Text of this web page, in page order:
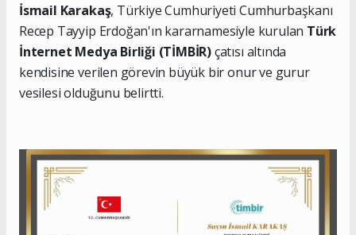
İsmail Karakaş, Türkiye Cumhuriyeti Cumhurbaşkanı
Recep Tayyip Erdoğan'ın kararnamesiyle kurulan Türk
İnternet Medya Birliği (TİMBİR)çatısı altında
kendisine verilen görevin büyük bir onur ve gurur
vesilesi olduğunu belirtti.